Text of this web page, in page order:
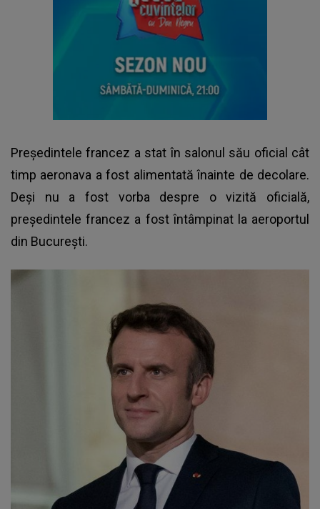
Președintele francez a stat în salonul său oficial cât
timp aeronava a fost alimentată înainte de decolare.
Deși nu a fost vorba despre o vizită oficială,
președintele francez a fost întâmpinat la aeroportul
din București.